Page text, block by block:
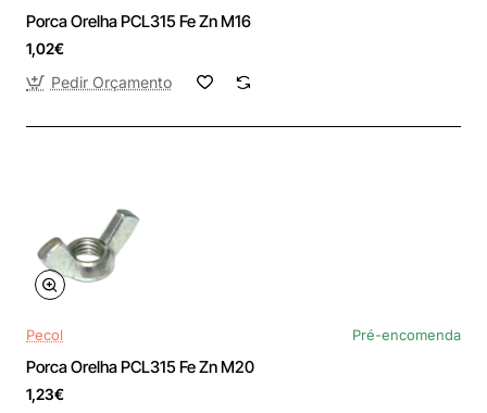
Porca Orelha PCL315 Fe Zn M16
1,02€
Pedir Orçamento
Pecol Pré-encomenda
Porca Orelha PCL315 Fe Zn M20
1,23€